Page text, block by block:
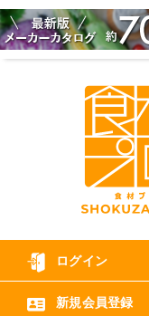
ログイン
新規会員登録